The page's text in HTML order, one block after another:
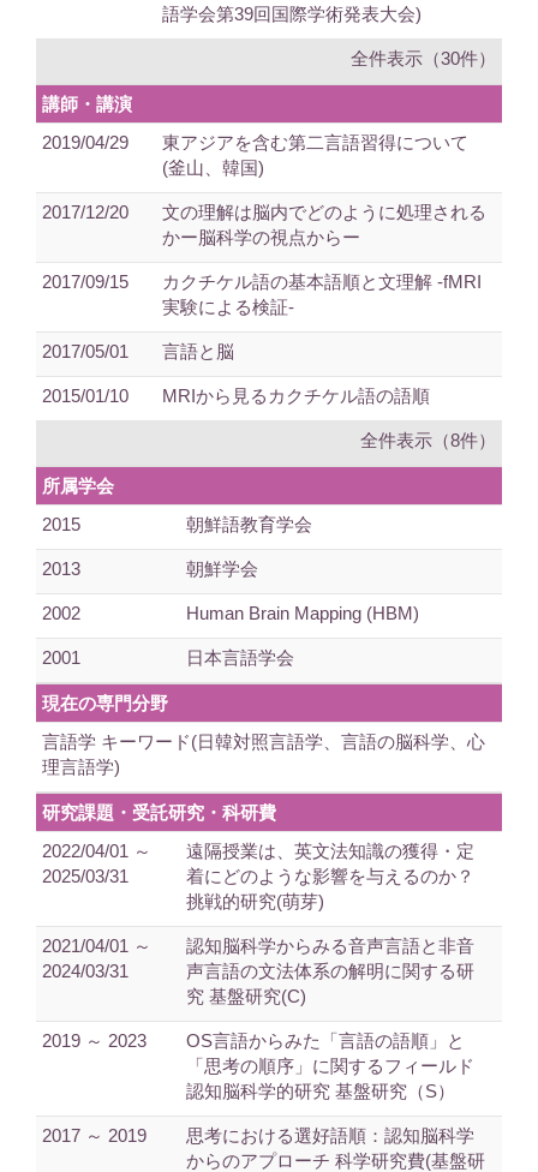
語学会第39回国際学術発表大会)
全件表示（30件）
講師・講演
2019/04/29
東アジアを含む第二言語習得について
(釜山、韓国)
2017/12/20
文の理解は脳内でどのように処理される
かー脳科学の視点からー
2017/09/15
カクチケル語の基本語順と文理解 -fMRI
実験による検証-
2017/05/01 言語と脳
2015/01/10 MRIから見るカクチケル語の語順
全件表示（8件）
所属学会
2015
朝鮮語教育学会
2013 朝鮮学会
2002 Human Brain Mapping (HBM)
2001 日本言語学会
現在の専門分野
言語学 キーワード(日韓対照言語学、言語の脳科学、心
理言語学)
研究課題・受託研究・科研費
2022/04/01 ～
2025/03/31
遠隔授業は、英文法知識の獲得・定
着にどのような影響を与えるのか？
挑戦的研究(萌芽)
2021/04/01 ～
2024/03/31
認知脳科学からみる音声言語と非音
声言語の文法体系の解明に関する研
究 基盤研究(C)
2019 ～ 2023
OS言語からみた「言語の語順」と
「思考の順序」に関するフィールド
認知脳科学的研究 基盤研究（S）
2017 ～ 2019
思考における選好語順：認知脳科学
からのアプローチ 科学研究費(基盤研